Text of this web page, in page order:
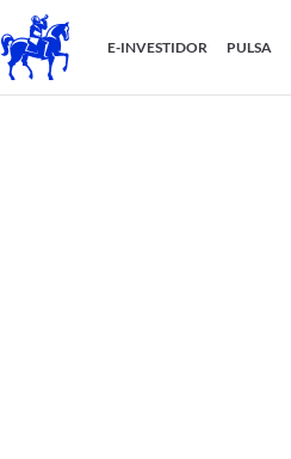
E-INVESTIDOR PULSA